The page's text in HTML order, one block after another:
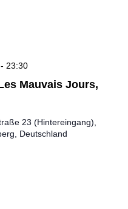
Mauvais Jours,
- 23:30
23 (Hintereingang),
Deutschland